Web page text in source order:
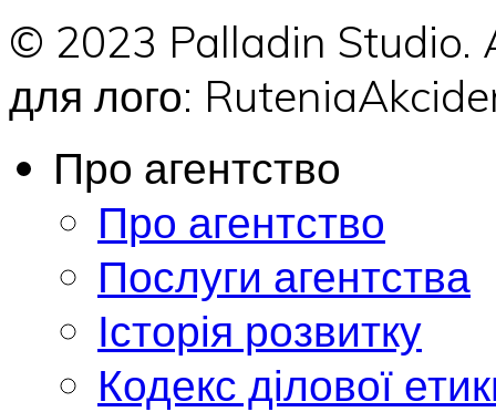
© 2023 Palladin
для лого:
Про агентство
Про агентство
Послуги агентства
Історія розвитку
Кодекс ділової